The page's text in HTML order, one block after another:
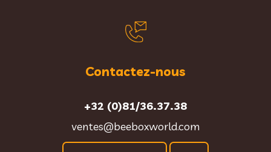
Contactez-nous
+32 (0)81/36.37.38
ventes@beeboxworld.com